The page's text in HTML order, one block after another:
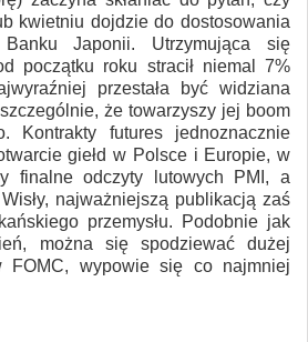
kwietniu dojdzie do dostosowania
Japonii. Utrzymująca się
początku roku stracił niemal 7%
przestała być widziana
że towarzyszy jej boom
Kontrakty futures jednoznacznie
giełd w Polsce i Europie, w
finalne odczyty lutowych PMI, a
najważniejszą publikacją zaś
przemysłu. Podobnie jak
można się spodziewać dużej
FOMC, wypowie się co najmniej